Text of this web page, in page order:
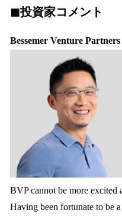
◼︎投資家コメント
Bessemer Venture
BVP cannot be more
Having been fortunate to be